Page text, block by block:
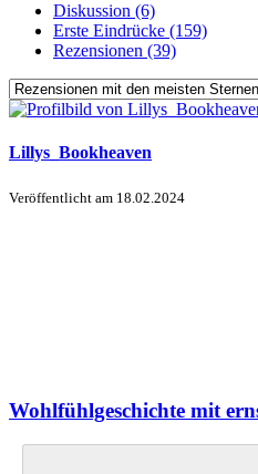
Diskussion (6)
Erste Eindrücke (159)
Rezensionen (39)
Lillys_Bookheaven
Veröffentlicht am 18.02.2024
Wohlfühlgeschichte mit